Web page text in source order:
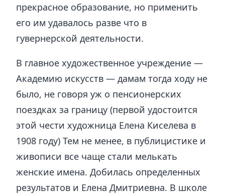
прекрасное образование, но применить
его им удавалось разве что в
гувернерской деятельности.
В главное художественное учреждение —
Академию искусств — дамам тогда ходу не
было, не говоря уж о пенсионерских
поездках за границу (первой удостоится
этой чести художница Елена Киселева в
1908 году) Тем не менее, в публицистике и
живописи все чаще стали мелькать
женские имена. Добилась определенных
результатов и Елена Дмитриевна. В школе